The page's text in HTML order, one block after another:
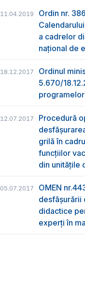
11.04.2019
Ordin nr.
a cadrelor
naţional de
18.12.2017
Ordinul
5.670/
12.07.2017
Procedură
grilă în
funcțiilor
din unitățile
05.07.2017
OMEN
desfășurării
didactice
experți în